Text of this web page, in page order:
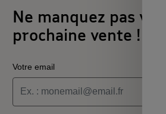
Ne manquez pas
prochaine vente !
Votre email